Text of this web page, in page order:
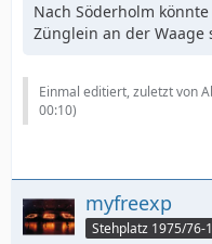
Nach Söderholm
Zünglein an der Waage
Einmal editiert, zuletzt von
00:10)
myfreexp